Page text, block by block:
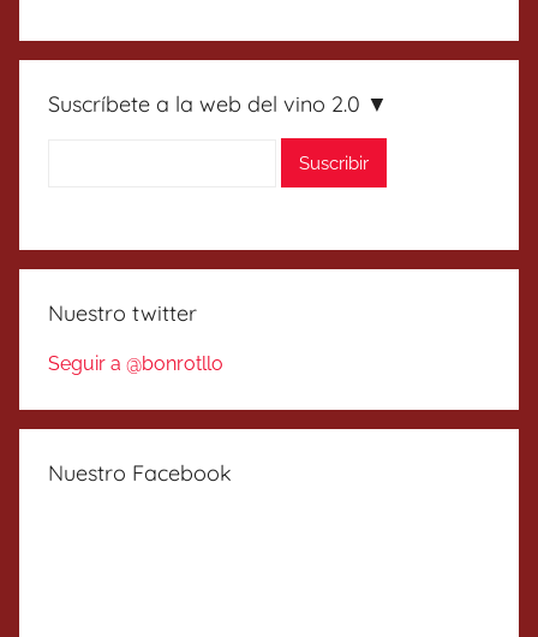
Suscríbete a la web del vino 2.0 ▼
Nuestro twitter
Seguir a @bonrotllo
Nuestro Facebook